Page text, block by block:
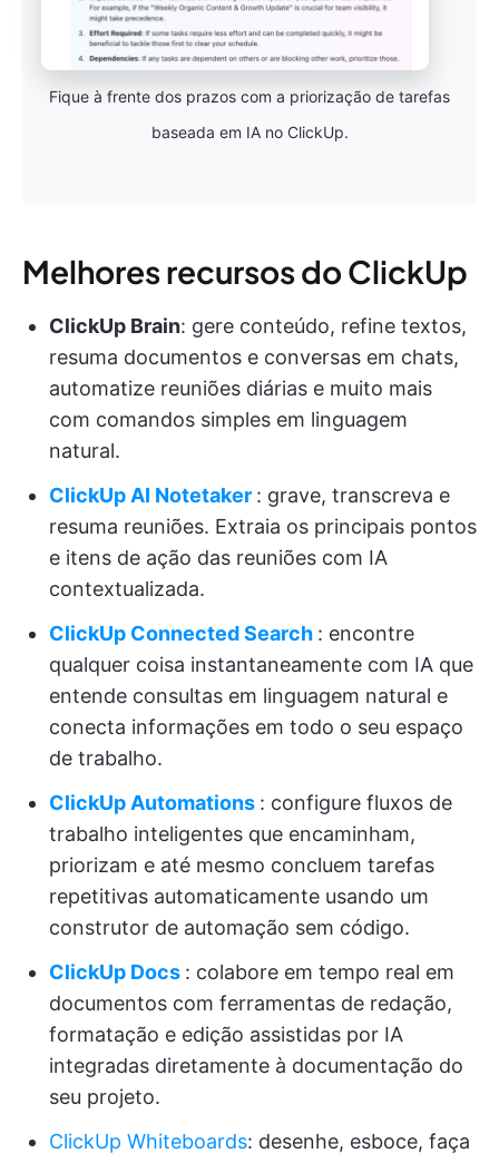
Fique à frente dos prazos com a priorização de tarefas
baseada em IA no ClickUp.
Melhores recursos do ClickUp
ClickUp Brain: gere conteúdo, refine textos,
resuma documentos e conversas em chats,
automatize reuniões diárias e muito mais
com comandos simples em linguagem
natural.
ClickUp AI Notetaker : grave, transcreva e
resuma reuniões. Extraia os principais pontos
e itens de ação das reuniões com IA
contextualizada.
ClickUp Connected Search : encontre
qualquer coisa instantaneamente com IA que
entende consultas em linguagem natural e
conecta informações em todo o seu espaço
de trabalho.
ClickUp Automations : configure fluxos de
trabalho inteligentes que encaminham,
priorizam e até mesmo concluem tarefas
repetitivas automaticamente usando um
construtor de automação sem código.
ClickUp Docs : colabore em tempo real em
documentos com ferramentas de redação,
formatação e edição assistidas por IA
integradas diretamente à documentação do
seu projeto.
ClickUp Whiteboards: desenhe, esboce, faça